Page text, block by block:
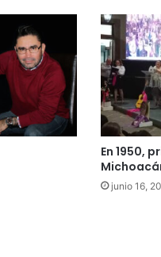
En 1950,
junio 16,